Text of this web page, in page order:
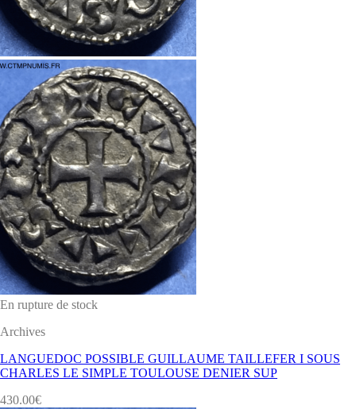
En rupture de stock
Archives
LANGUEDOC POSSIBLE GUILLAUME TAILLEFER I SOUS
CHARLES LE SIMPLE TOULOUSE DENIER SUP
430.00€